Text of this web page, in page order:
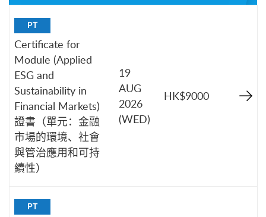
PT
Certificate for
Module (Applied
ESG and
Sustainability in
Financial Markets)
證書（單元：金融
市場的環境、社會
與管治應用和可持
續性）
19
AUG
2026
(WED)
HK$9000
PT